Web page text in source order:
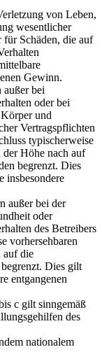
von Leben,
wesentlicher
Schäden, die auf
Gewinn.
außer bei
oder bei
und
Vertragspflichten
typischerweise
der Höhe nach auf
begrenzt. Dies
insbesondere
außer bei der
oder
des Betreibers
vorhersehbaren
auf die
Dies gilt
entgangenen
c gilt sinngemäß
des
nationalem